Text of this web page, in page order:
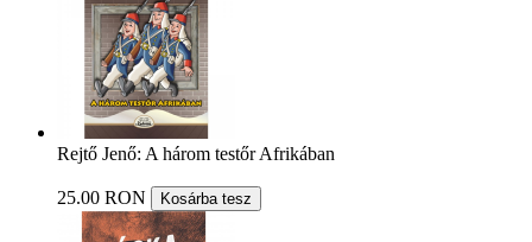
Rejtő Jenő: A három testőr Afrikában
25.00 RON Kosárba tesz